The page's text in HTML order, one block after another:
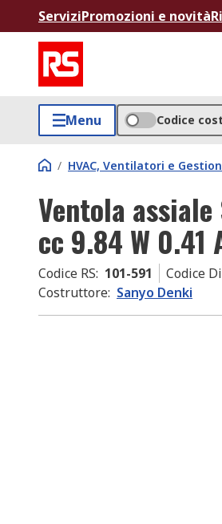
ServiziPromozioni e novità
Menu Codice
/ HVAC, Ventilatori e
Ventola
cc 9.84 W
Codice RS: 101-591 Codice
Costruttore: Sanyo Denki